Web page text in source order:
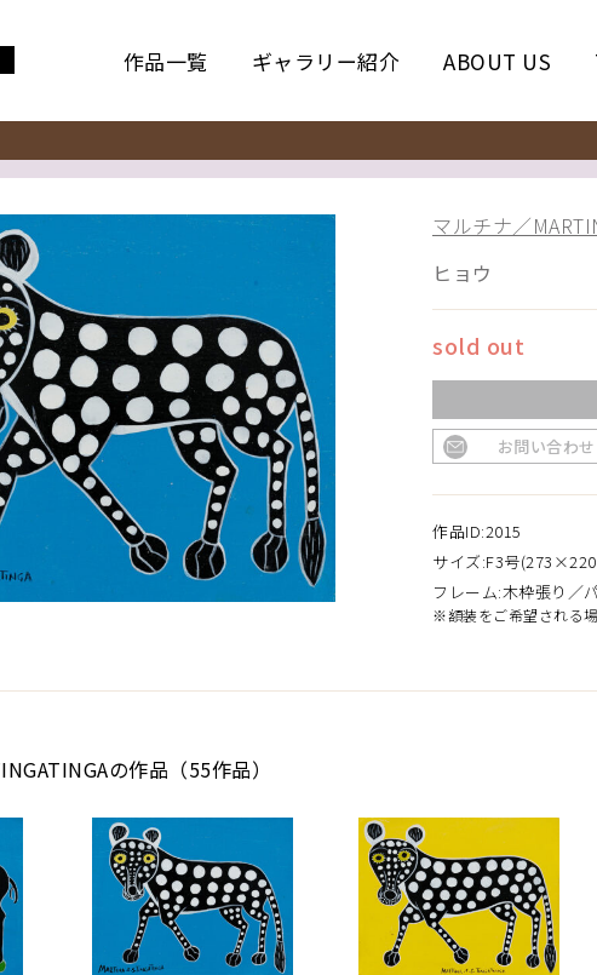
作品一覧 ギャラリー紹介 ABOUT US
マルチナ／
ヒョウ
sold out
お問い合わせ
作品ID:2015
サイズ:F3号
フレーム:木枠張り／
※額装をご希望される
の作品（55作品）